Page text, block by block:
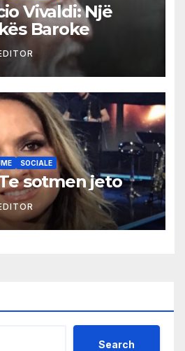
Vivaldi: Një
Baroke
SOCIALE
sotmen jeto
Search